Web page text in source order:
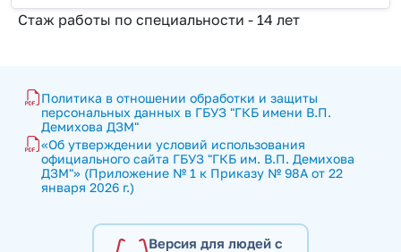
Стаж работы по специальности - 14 лет
Политика в отношении обработки и защиты
персональных данных в ГБУЗ "ГКБ имени В.П.
Демихова ДЗМ"
«Об утверждении условий использования
официального сайта ГБУЗ "ГКБ им. В.П. Демихова
ДЗМ"» (Приложение № 1 к Приказу № 98А от 22
января 2026 г.)
Версия для людей с